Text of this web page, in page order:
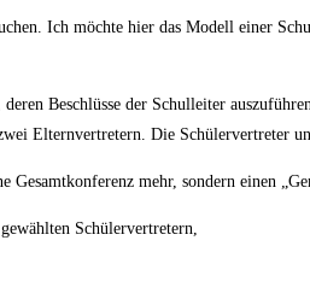
Ich möchte hier das Modell einer
Beschlüsse der Schulleiter
Elternvertretern. Die Schülervertreter
mehr, sondern einen
Schülervertretern,